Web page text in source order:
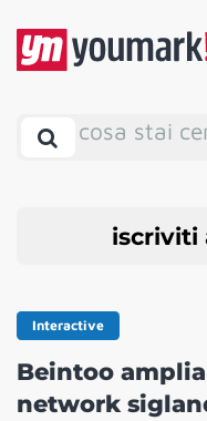
cosa stai
iscriviti
Interactive
Beintoo
network